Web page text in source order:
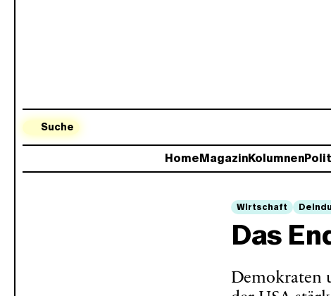
Suche
HomeMagazinKolumnen
Wirtschaft
Das
Demokraten